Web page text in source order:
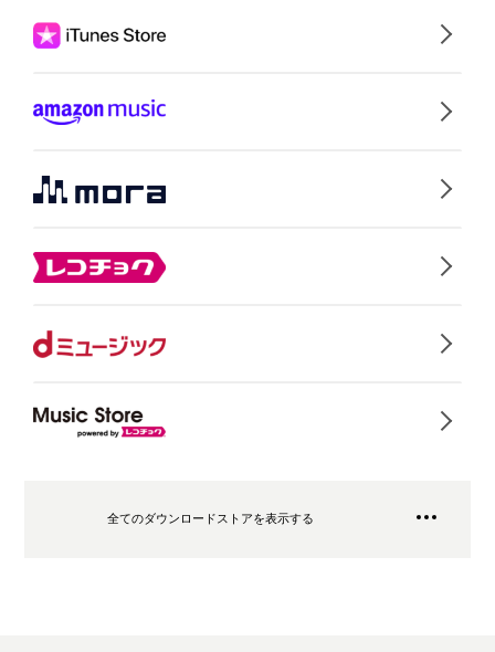
全てのダウンロードストアを表示する